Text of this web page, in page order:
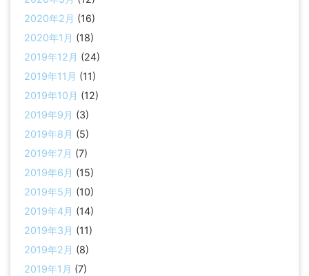
2020年2月 (16)
2020年1月 (18)
2019年12月 (24)
2019年11月 (11)
2019年10月 (12)
2019年9月 (3)
2019年8月 (5)
2019年7月 (7)
2019年6月 (15)
2019年5月 (10)
2019年4月 (14)
2019年3月 (11)
2019年2月 (8)
2019年1月 (7)